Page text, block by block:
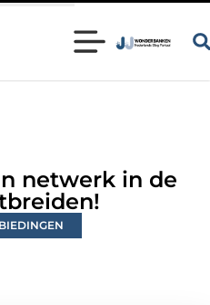
in Bunschoten? Controleer of je
netwerk in de